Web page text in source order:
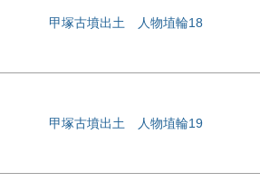
甲塚古墳出土 人物埴輪18
甲塚古墳出土 人物埴輪19